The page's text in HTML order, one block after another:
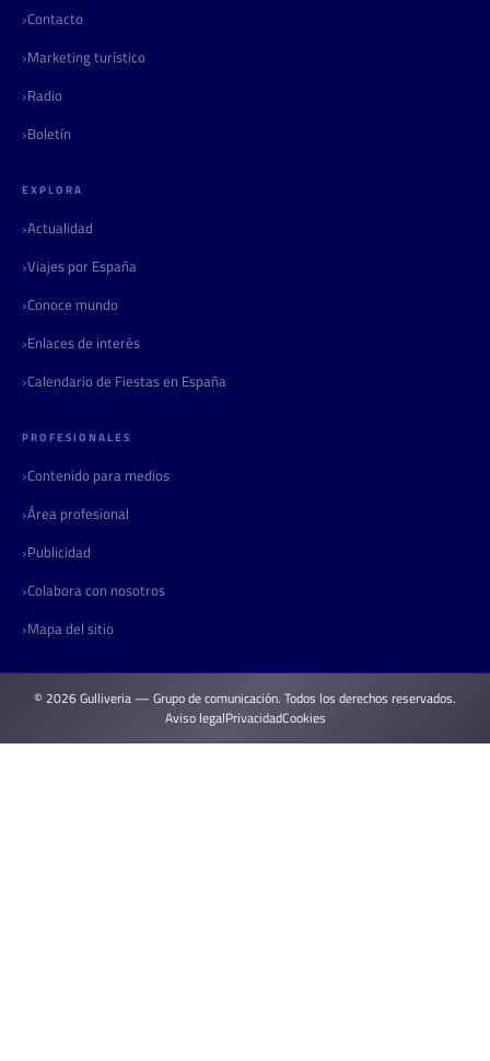
Contacto
Marketing turístico
Radio
Boletín
EXPLORA
Actualidad
Viajes por España
Conoce mundo
Enlaces de interés
Calendario de Fiestas en España
PROFESIONALES
Contenido para medios
Área profesional
Publicidad
Colabora con nosotros
Mapa del sitio
© 2026 Gulliveria — Grupo de comunicación. Todos los derechos reservados.
Aviso legalPrivacidadCookies